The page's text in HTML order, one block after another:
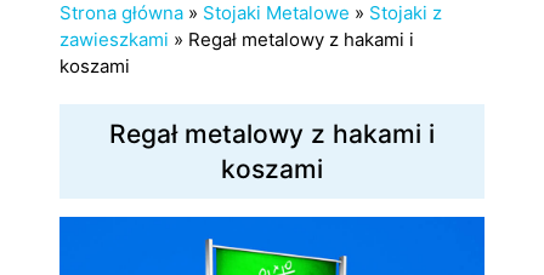
Strona główna » Stojaki Metalowe » Stojaki z
zawieszkami » Regał metalowy z hakami i
koszami
Regał metalowy z hakami i
koszami